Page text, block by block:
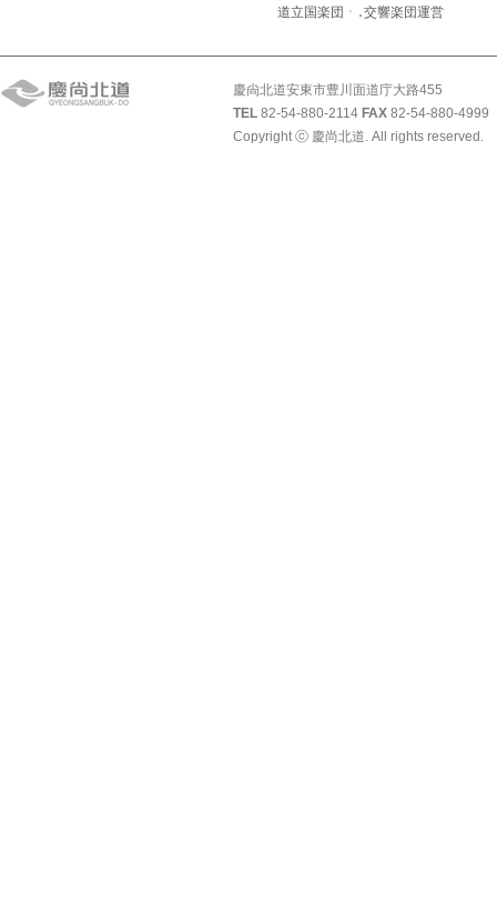
道立国楽団ㆍ․交響楽団運営
慶尙北道安東市豊川面道庁大路455
TEL 82-54-880-2114 FAX 82-54-880-4999
Copyright ⓒ 慶尚北道. All rights reserved.